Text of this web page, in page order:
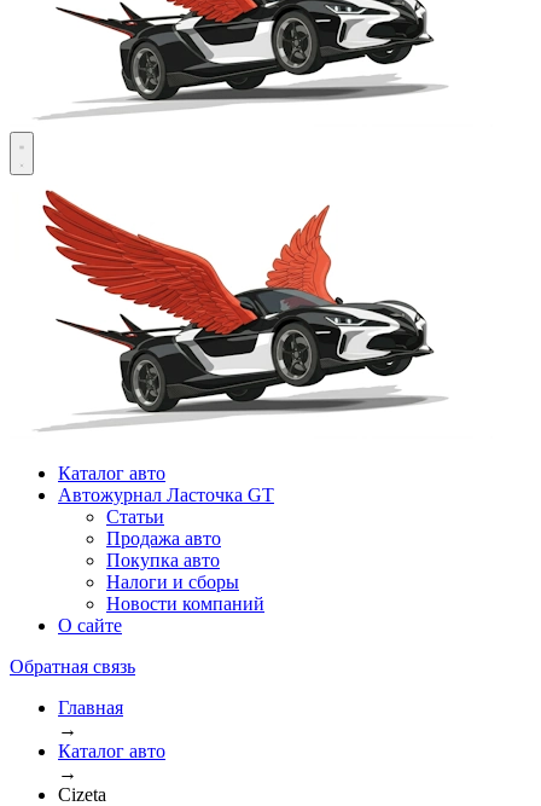
Каталог авто
Автожурнал Ласточка GT
Статьи
Продажа авто
Покупка авто
Налоги и сборы
Новости компаний
О сайте
Обратная связь
Главная
→
Каталог авто
→
Cizeta